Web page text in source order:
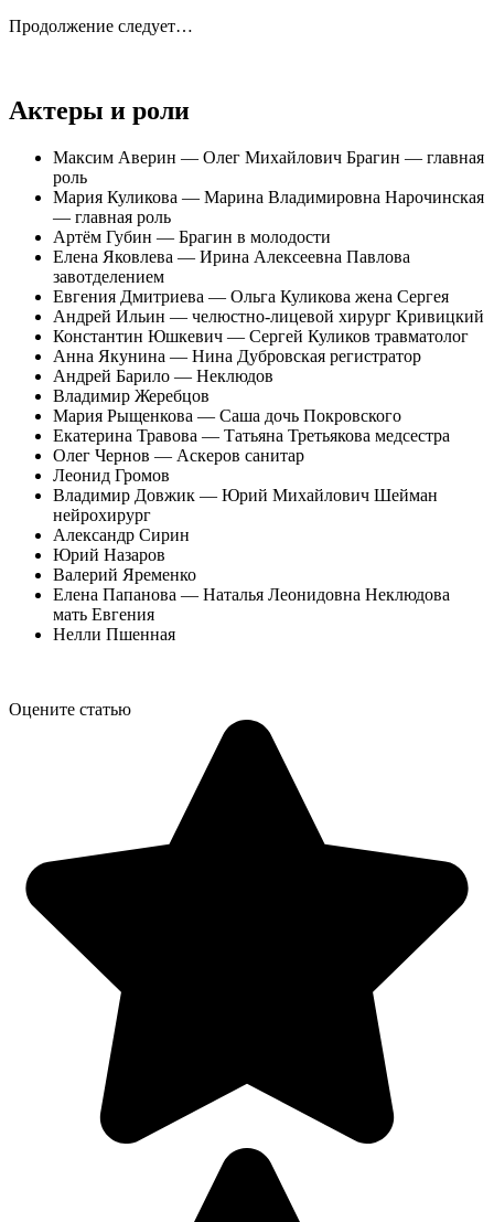
Продолжение следует…
Актеры и роли
Максим Аверин — Олег Михайлович Брагин — главная
роль
Мария Куликова — Марина Владимировна Нарочинская
— главная роль
Артём Губин — Брагин в молодости
Елена Яковлева — Ирина Алексеевна Павлова
завотделением
Евгения Дмитриева — Ольга Куликова жена Сергея
Андрей Ильин — челюстно-лицевой хирург Кривицкий
Константин Юшкевич — Сергей Куликов травматолог
Анна Якунина — Нина Дубровская регистратор
Андрей Барило — Неклюдов
Владимир Жеребцов
Мария Рыщенкова — Саша дочь Покровского
Екатерина Травова — Татьяна Третьякова медсестра
Олег Чернов — Аскеров санитар
Леонид Громов
Владимир Довжик — Юрий Михайлович Шейман
нейрохирург
Александр Сирин
Юрий Назаров
Валерий Яременко
Елена Папанова — Наталья Леонидовна Неклюдова
мать Евгения
Нелли Пшенная
Оцените статью